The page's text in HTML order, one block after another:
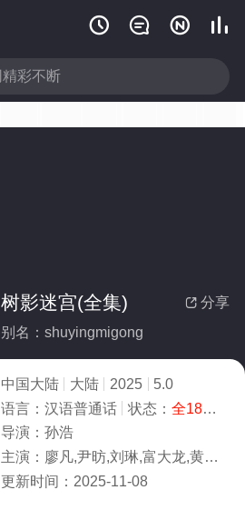
   
 分享
树影迷宫(全集)
别名：shuyingmigong
中国大陆 大陆 2025
5.0
语言： 汉语普通话 状态： 全18集
导演： 孙浩
主演： 廖凡,尹昉,刘琳,富大龙,黄米依,赵阳,马苏,张桐,房子斌,张帆,王艺禅,白志迪,李丛喜,段博
更新时间： 2025-11-08